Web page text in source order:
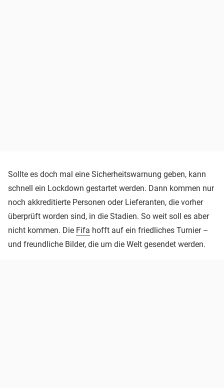
Sollte es doch mal eine Sicherheitswarnung geben, kann
schnell ein Lockdown gestartet werden. Dann kommen nur
noch akkreditierte Personen oder Lieferanten, die vorher
überprüft worden sind, in die Stadien. So weit soll es aber
nicht kommen. Die Fifa hofft auf ein friedliches Turnier –
und freundliche Bilder, die um die Welt gesendet werden.